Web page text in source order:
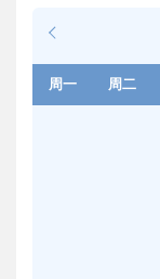
周一 周二